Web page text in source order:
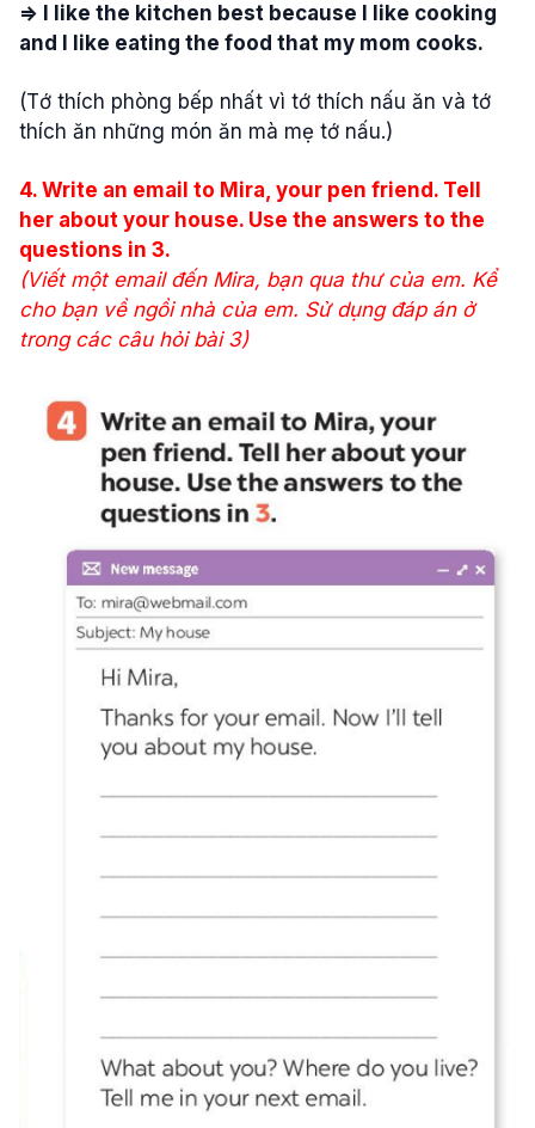
=> I like the kitchen best because I like cooking
and I like eating the food that my mom cooks.
(Tớ thích phòng bếp nhất vì tớ thích nấu ăn và tớ
thích ăn những món ăn mà mẹ tớ nấu.)
4. Write an email to Mira, your pen friend. Tell
her about your house. Use the answers to the
questions in 3.
(Viết một email đến Mira, bạn qua thư của em. Kể
cho bạn về ngồi nhà của em. Sử dụng đáp án ở
trong các câu hỏi bài 3)